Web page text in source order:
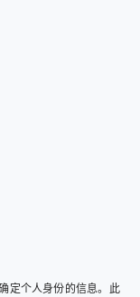
定个人身份的信息。此